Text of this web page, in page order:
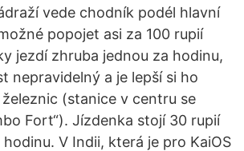
vede chodník podél hlavní
popojet asi za 100 rupií
jezdí zhruba jednou za hodinu,
nepravidelný a je lepší si ho
(stanice v centru se
Fort“). Jízdenka stojí 30 rupií
V Indii, která je pro KaiOS